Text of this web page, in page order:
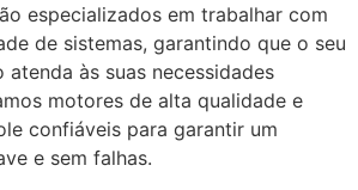
especializados em trabalhar com
de sistemas, garantindo que o seu
às suas necessidades
motores de alta qualidade e
confiáveis para garantir um
e sem falhas.